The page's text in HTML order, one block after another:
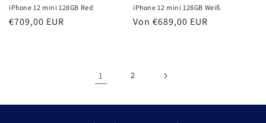
iPhone 12 mini 128GB Red
Normaler
€709,00 EUR
iPhone 12 mini 128GB Weiß
Normaler
Von €689,00 EUR
1 2